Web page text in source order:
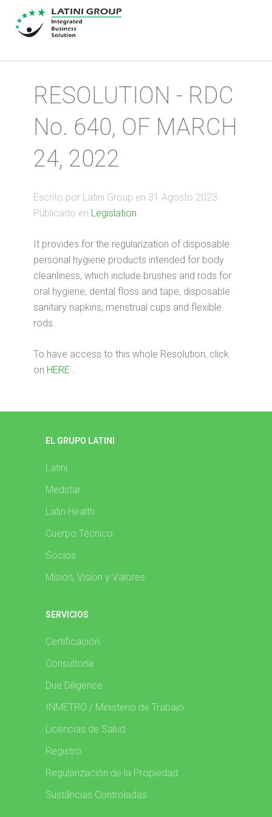
RESOLUTION - RDC
No. 640, OF MARCH
24, 2022
Escrito por Latini Group en 31 Agosto 2023.
Publicado en Legislation
It provides for the regularization of disposable
personal hygiene products intended for body
cleanliness, which include brushes and rods for
oral hygiene, dental floss and tape, disposable
sanitary napkins, menstrual cups and flexible
rods.
To have access to this whole Resolution, click
on HERE .
EL GRUPO LATINI
Latini
Medstar
Latin Health
Cuerpo Técnico
Socios
Misión, Visíon y Valores
SERVICIOS
Certificación
Consultoría
Due Diligence
INMETRO / Ministerio de Trabajo
Licencias de Salud
Registro
Regularización de la Propiedad
Sustâncias Controladas